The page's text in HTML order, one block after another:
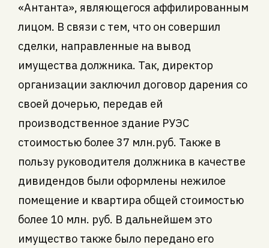
«Антанта», являющегося аффилированным
лицом. В связи с тем, что он совершил
сделки, направленные на вывод
имущества должника. Так, директор
организации заключил договор дарения со
своей дочерью, передав ей
производственное здание РУЭС
стоимостью более 37 млн.руб. Также в
пользу руководителя должника в качестве
дивидендов были оформлены нежилое
помещение и квартира общей стоимостью
более 10 млн. руб. В дальнейшем это
имущество также было передано его